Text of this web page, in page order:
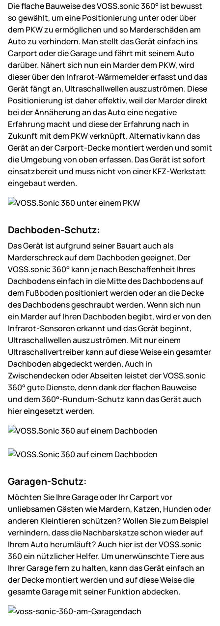
Die flache Bauweise des VOSS.sonic 360° ist bewusst
so gewählt, um eine Positionierung unter oder über
dem PKW zu ermöglichen und so Marderschäden am
Auto zu verhindern. Man stellt das Gerät einfach ins
Carport oder die Garage und fährt mit seinem Auto
darüber. Nähert sich nun ein Marder dem PKW, wird
dieser über den Infrarot-Wärmemelder erfasst und das
Gerät fängt an, Ultraschallwellen auszuströmen. Diese
Positionierung ist daher effektiv, weil der Marder direkt
bei der Annäherung an das Auto eine negative
Erfahrung macht und diese der Erfahrung nach in
Zukunft mit dem PKW verknüpft. Alternativ kann das
Gerät an der Carport-Decke montiert werden und somit
die Umgebung von oben erfassen. Das Gerät ist sofort
einsatzbereit und muss nicht von einer KFZ-Werkstatt
eingebaut werden.
Dachboden-Schutz:
Das Gerät ist aufgrund seiner Bauart auch als
Marderschreck auf dem Dachboden geeignet. Der
VOSS.sonic 360° kann je nach Beschaffenheit Ihres
Dachbodens einfach in die Mitte des Dachbodens auf
dem Fußboden positioniert werden oder an die Decke
des Dachbodens geschraubt werden. Wenn sich nun
ein Marder auf Ihren Dachboden begibt, wird er von den
Infrarot-Sensoren erkannt und das Gerät beginnt,
Ultraschallwellen auszuströmen. Mit nur einem
Ultraschallvertreiber kann auf diese Weise ein gesamter
Dachboden abgedeckt werden. Auch in
Zwischendecken oder Abseiten leistet der VOSS.sonic
360° gute Dienste, denn dank der flachen Bauweise
und dem 360°-Rundum-Schutz kann das Gerät auch
hier eingesetzt werden.
Garagen-Schutz:
Möchten Sie Ihre Garage oder Ihr Carport vor
unliebsamen Gästen wie Mardern, Katzen, Hunden oder
anderen Kleintieren schützen? Wollen Sie zum Beispiel
verhindern, dass die Nachbarskatze schon wieder auf
Ihrem Auto herumläuft? Auch hier ist der VOSS.sonic
360 ein nützlicher Helfer. Um unerwünschte Tiere aus
Ihrer Garage fern zu halten, kann das Gerät einfach an
der Decke montiert werden und auf diese Weise die
gesamte Garage mit seiner Funktion abdecken.